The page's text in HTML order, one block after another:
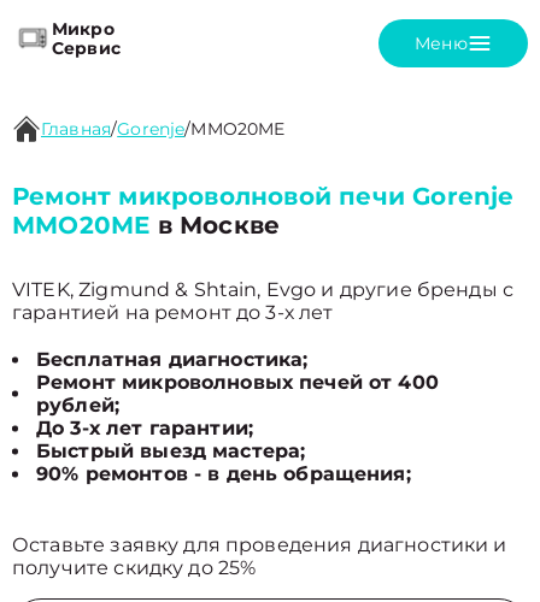
Микро
Сервис
Меню
Главная/Gorenje/MMO20ME
Ремонт микроволновой печи Gorenje
MMO20ME в Москве
VITEK, Zigmund & Shtain, Evgo и другие бренды с
гарантией на ремонт до 3-х лет
Бесплатная диагностика;
Ремонт микроволновых печей от 400
рублей;
До 3-х лет гарантии;
Быстрый выезд мастера;
90% ремонтов - в день обращения;
Оставьте заявку для проведения диагностики и
получите скидку до 25%